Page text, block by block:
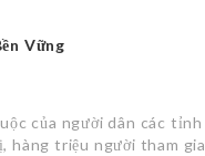
Vững
của người dân các tỉnh
hàng triệu người tham gia